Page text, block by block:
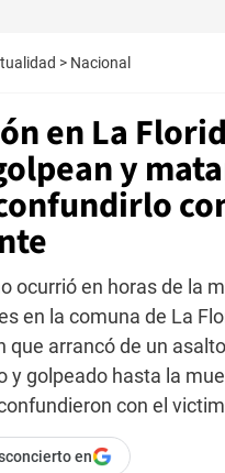
> Nacional
en La
y
ocurrió en horas de la
en la comuna de La
que arrancó de un
y golpeado hasta la
con el
en